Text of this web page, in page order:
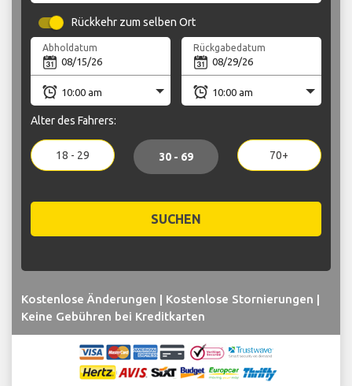
Rückkehr zum selben Ort
Abholdatum Rückgabedatum
Alter des Fahrers:
18 - 29 30 - 69 70+
SUCHEN
Kostenlose Änderungen | Kostenlose Stornierungen |
Keine Gebühren bei Kreditkarten